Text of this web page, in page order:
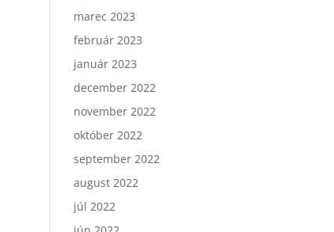
marec 2023
február 2023
január 2023
december 2022
november 2022
október 2022
september 2022
august 2022
júl 2022